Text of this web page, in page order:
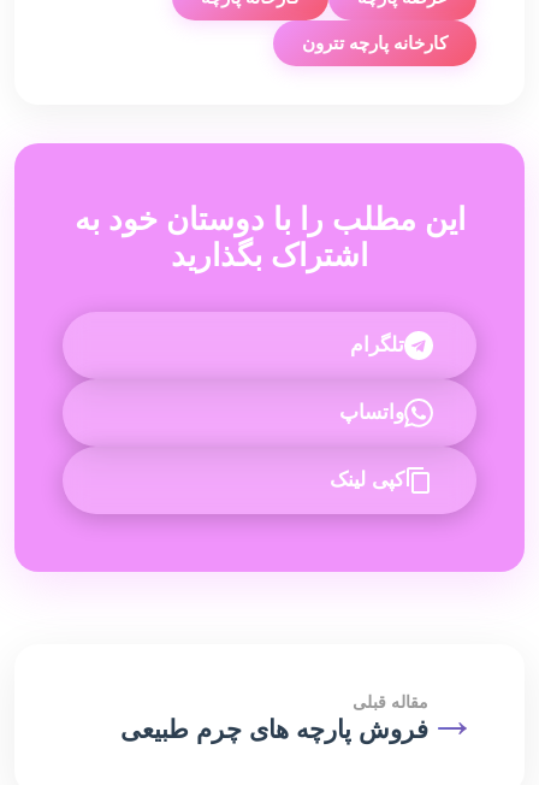
کارخانه پارچه تترون
این مطلب را با دوستان خود به
اشتراک بگذارید
تلگرام
واتساپ
کپی لینک
→ مقاله قبلی
فروش پارچه های چرم طبیعی